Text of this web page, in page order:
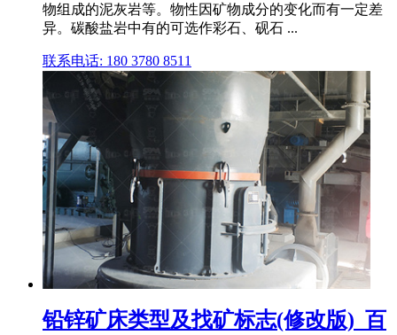
物组成的泥灰岩等。物性因矿物成分的变化而有一定差
异。碳酸盐岩中有的可选作彩石、砚石 ...
联系电话: 180 3780 8511
铅锌矿床类型及找矿标志(修改版)_百